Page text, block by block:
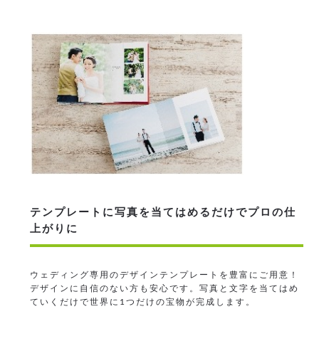
テンプレートに写真を当てはめるだけでプロの仕
上がりに
ウェディング専用のデザインテンプレートを豊富にご用意！
デザインに自信のない方も安心です。写真と文字を当てはめ
ていくだけで世界に1つだけの宝物が完成します。